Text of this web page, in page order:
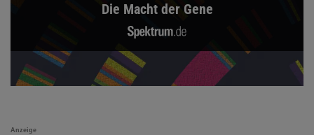
Die Macht der Gene
Anzeige